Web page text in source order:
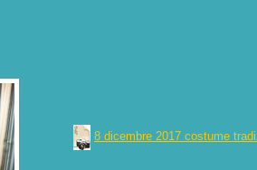
8 dicembre 2017 costume